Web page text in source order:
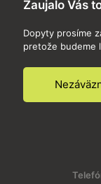
Zaujalo Vás
Dopyty prosíme
pretože budeme